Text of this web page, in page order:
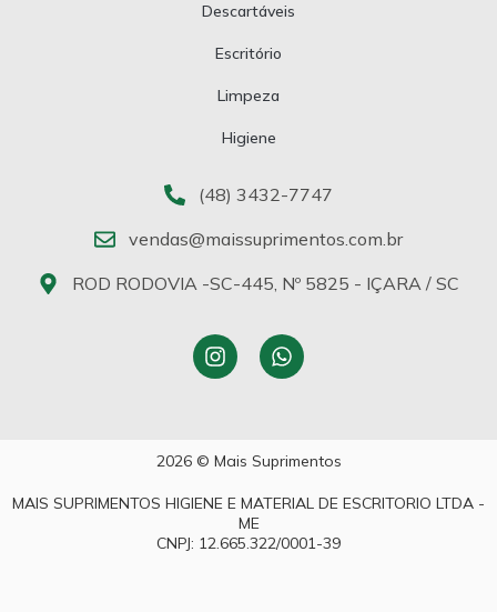
Descartáveis
Escritório
Limpeza
Higiene
(48) 3432-7747
vendas@maissuprimentos.com.br
ROD RODOVIA -SC-445, Nº 5825 - IÇARA / SC
2026 © Mais Suprimentos
MAIS SUPRIMENTOS HIGIENE E MATERIAL DE ESCRITORIO LTDA -
ME
CNPJ: 12.665.322/0001-39